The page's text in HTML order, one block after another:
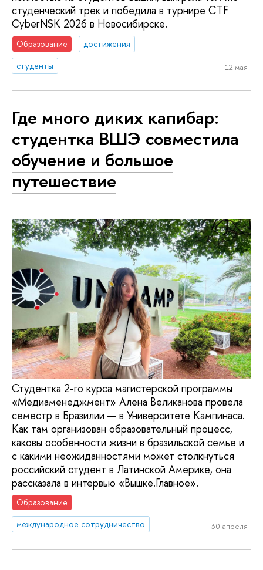
студенческий трек и победила в турнире CTF
CyberNSK 2026 в Новосибирске.
Образование
достижения
студенты
12 мая
Где много диких капибар:
студентка ВШЭ совместила
обучение и большое
путешествие
Студентка 2-го курса магистерской программы
«Медиаменеджмент» Алена Великанова провела
семестр в Бразилии — в Университете Кампинаса.
Как там организован образовательный процесс,
каковы особенности жизни в бразильской семье и
с какими неожиданностями может столкнуться
российский студент в Латинской Америке, она
рассказала в интервью «Вышке.Главное».
Образование
международное сотрудничество
30 апреля